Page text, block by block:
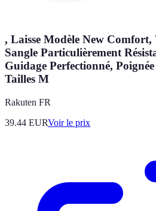
, Laisse Modèle New Comfort,
Sangle Particulièrement
Guidage Perfectionné,
Tailles M
Rakuten FR
39.44 EURVoir le prix